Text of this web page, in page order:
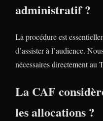
administratif ?
La procédure est
d’assister à l’audience.
nécessaires directement au
La CAF
les allocations ?